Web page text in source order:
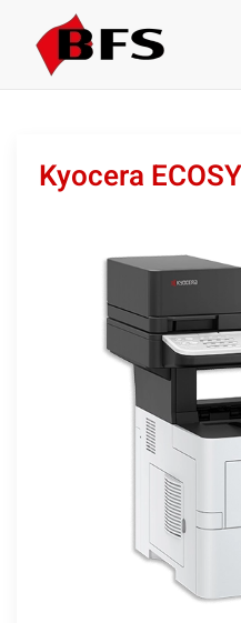
Skip to main content
Kyocera